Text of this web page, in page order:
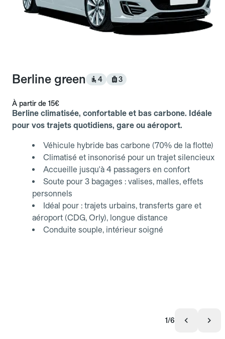
Berline green 4 3
À partir de 15€
Berline climatisée, confortable et bas carbone. Idéale
pour vos trajets quotidiens, gare ou aéroport.
Véhicule hybride bas carbone (70% de la flotte)
Climatisé et insonorisé pour un trajet silencieux
Accueille jusqu'à 4 passagers en confort
Soute pour 3 bagages : valises, malles, effets
personnels
Idéal pour : trajets urbains, transferts gare et
aéroport (CDG, Orly), longue distance
Conduite souple, intérieur soigné
1/6